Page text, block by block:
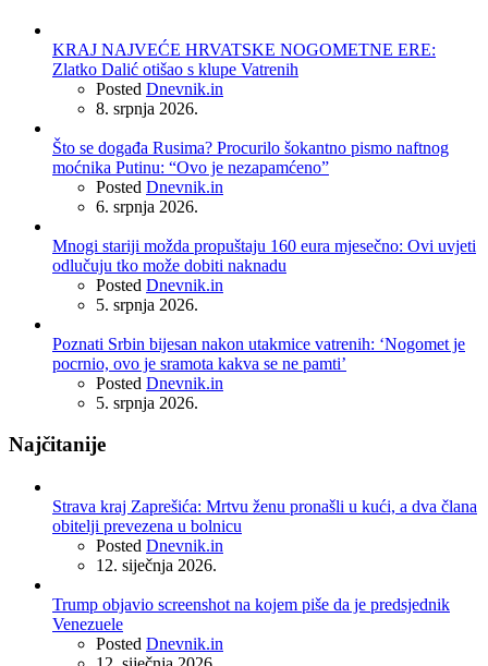
KRAJ NAJVEĆE HRVATSKE NOGOMETNE ERE:
Zlatko Dalić otišao s klupe Vatrenih
Posted Dnevnik.in
8. srpnja 2026.
Što se događa Rusima? Procurilo šokantno pismo naftnog
moćnika Putinu: “Ovo je nezapamćeno”
Posted Dnevnik.in
6. srpnja 2026.
Mnogi stariji možda propuštaju 160 eura mjesečno: Ovi uvjeti
odlučuju tko može dobiti naknadu
Posted Dnevnik.in
5. srpnja 2026.
Poznati Srbin bijesan nakon utakmice vatrenih: ‘Nogomet je
pocrnio, ovo je sramota kakva se ne pamti’
Posted Dnevnik.in
5. srpnja 2026.
Najčitanije
Strava kraj Zaprešića: Mrtvu ženu pronašli u kući, a dva člana
obitelji prevezena u bolnicu
Posted Dnevnik.in
12. siječnja 2026.
Trump objavio screenshot na kojem piše da je predsjednik
Venezuele
Posted Dnevnik.in